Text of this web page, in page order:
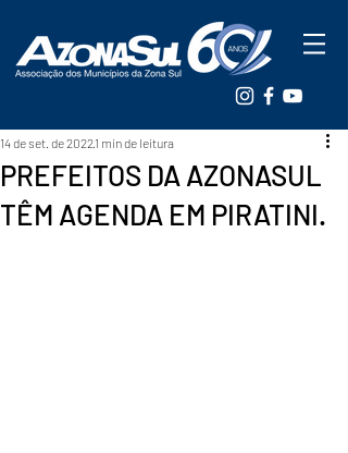
PREFEITOS DA AZONASUL
TÊM AGENDA EM PIRATINI.
14 de set. de 20221 min de leitura